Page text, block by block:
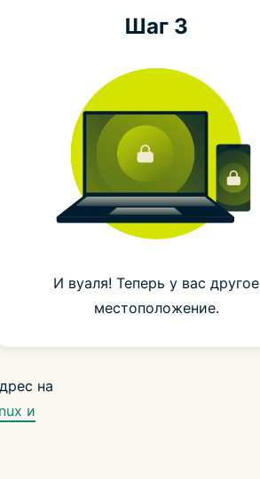
Шаг 3
И вуаля! Теперь у вас другое
местоположение.
на
и